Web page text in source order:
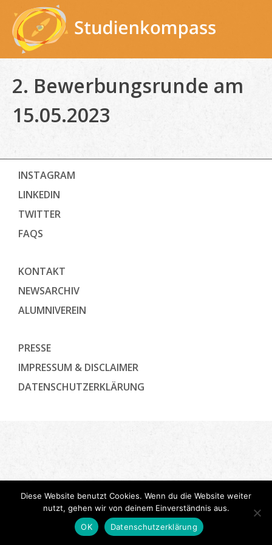
content
2. Bewerbungsrunde am
15.05.2023
INSTAGRAM
LINKEDIN
TWITTER
FAQS
KONTAKT
NEWSARCHIV
ALUMNIVEREIN
PRESSE
IMPRESSUM & DISCLAIMER
DATENSCHUTZ­ERKLÄRUNG
Diese Website benutzt Cookies. Wenn du die Website weiter
nutzt, gehen wir von deinem Einverständnis aus.
OK
Datenschutzerklärung